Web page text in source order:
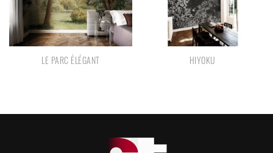
LE PARC ÉLÉGANT HIYOKU